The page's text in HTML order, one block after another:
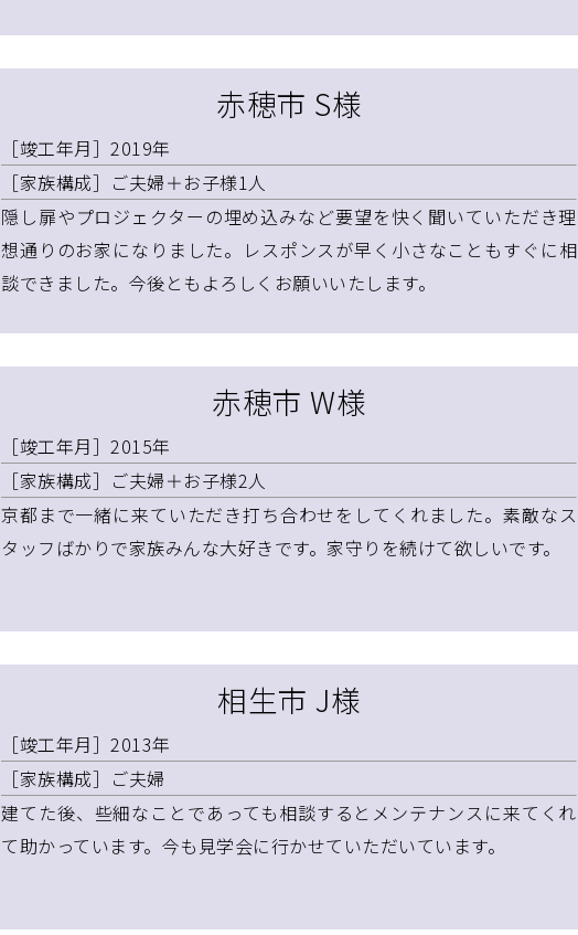
赤穂市 S様
［竣工年月］2019年
［家族構成］ご夫婦＋お子様1人
隠し扉やプロジェクターの埋め込みなど要望を快く聞いていただき理
想通りのお家になりました。レスポンスが早く小さなこともすぐに相
談できました。今後ともよろしくお願いいたします。
赤穂市 W様
［竣工年月］2015年
［家族構成］ご夫婦＋お子様2人
京都まで一緒に来ていただき打ち合わせをしてくれました。素敵なス
タッフばかりで家族みんな大好きです。家守りを続けて欲しいです。
相生市 J様
［竣工年月］2013年
［家族構成］ご夫婦
建てた後、些細なことであっても相談するとメンテナンスに来てくれ
て助かっています。今も見学会に行かせていただいています。